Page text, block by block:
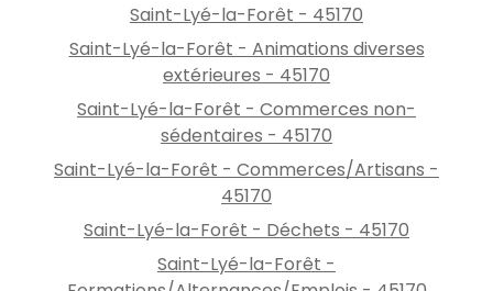
Saint-Lyé-la-Forêt - 45170
Saint-Lyé-la-Forêt - Animations diverses
extérieures - 45170
Saint-Lyé-la-Forêt - Commerces non-
sédentaires - 45170
Saint-Lyé-la-Forêt - Commerces/Artisans -
45170
Saint-Lyé-la-Forêt - Déchets - 45170
Saint-Lyé-la-Forêt -